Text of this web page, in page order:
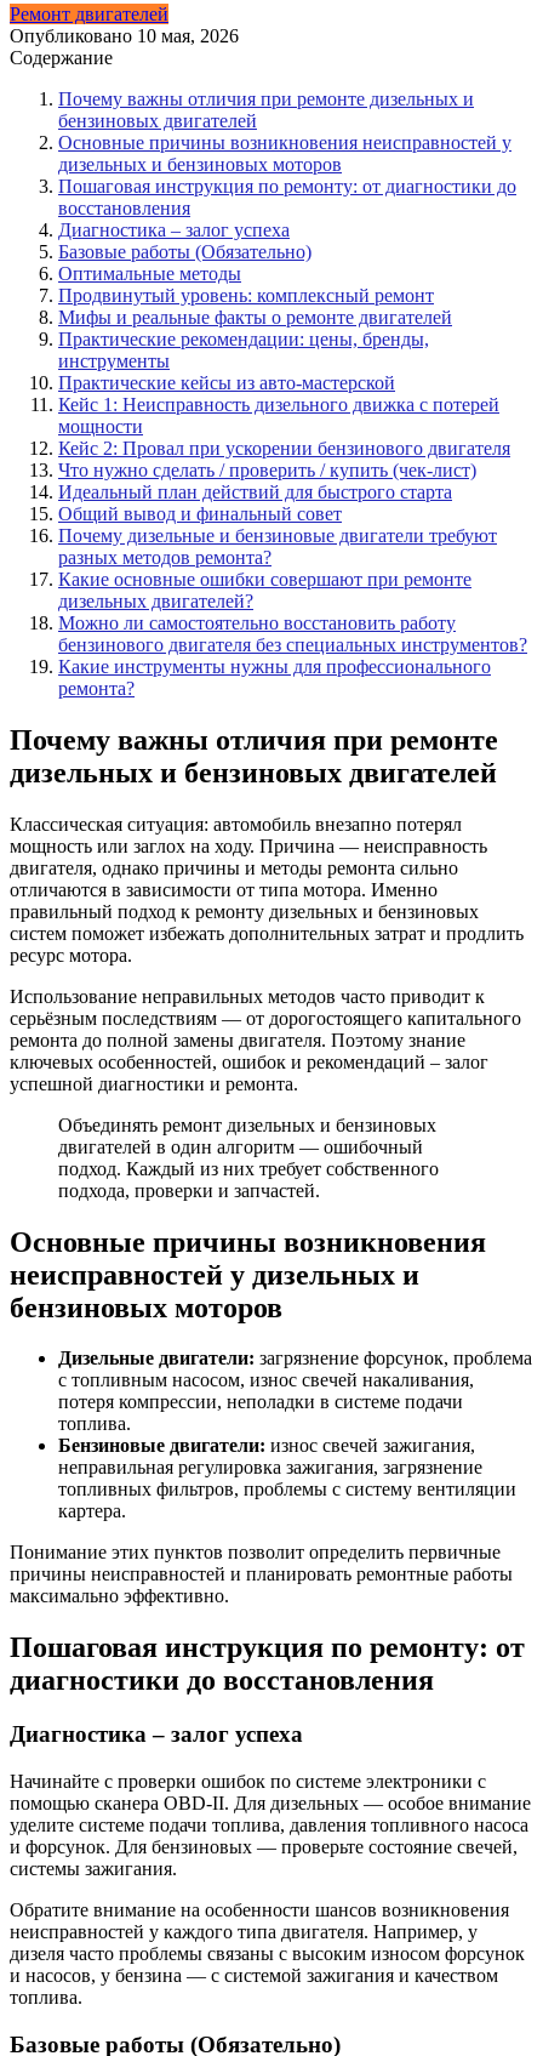
Ремонт двигателей
Опубликовано 10 мая, 2026
Содержание
Почему важны отличия при ремонте дизельных и
бензиновых двигателей
Основные причины возникновения неисправностей у
дизельных и бензиновых моторов
Пошаговая инструкция по ремонту: от диагностики до
восстановления
Диагностика – залог успеха
Базовые работы (Обязательно)
Оптимальные методы
Продвинутый уровень: комплексный ремонт
Мифы и реальные факты о ремонте двигателей
Практические рекомендации: цены, бренды,
инструменты
Практические кейсы из авто-мастерской
Кейс 1: Неисправность дизельного движка с потерей
мощности
Кейс 2: Провал при ускорении бензинового двигателя
Что нужно сделать / проверить / купить (чек-лист)
Идеальный план действий для быстрого старта
Общий вывод и финальный совет
Почему дизельные и бензиновые двигатели требуют
разных методов ремонта?
Какие основные ошибки совершают при ремонте
дизельных двигателей?
Можно ли самостоятельно восстановить работу
бензинового двигателя без специальных инструментов?
Какие инструменты нужны для профессионального
ремонта?
Почему важны отличия при ремонте
дизельных и бензиновых двигателей
Классическая ситуация: автомобиль внезапно потерял
мощность или заглох на ходу. Причина — неисправность
двигателя, однако причины и методы ремонта сильно
отличаются в зависимости от типа мотора. Именно
правильный подход к ремонту дизельных и бензиновых
систем поможет избежать дополнительных затрат и продлить
ресурс мотора.
Использование неправильных методов часто приводит к
серьёзным последствиям — от дорогостоящего капитального
ремонта до полной замены двигателя. Поэтому знание
ключевых особенностей, ошибок и рекомендаций – залог
успешной диагностики и ремонта.
Объединять ремонт дизельных и бензиновых
двигателей в один алгоритм — ошибочный
подход. Каждый из них требует собственного
подхода, проверки и запчастей.
Основные причины возникновения
неисправностей у дизельных и
бензиновых моторов
Дизельные двигатели: загрязнение форсунок, проблема
с топливным насосом, износ свечей накаливания,
потеря компрессии, неполадки в системе подачи
топлива.
Бензиновые двигатели: износ свечей зажигания,
неправильная регулировка зажигания, загрязнение
топливных фильтров, проблемы с систему вентиляции
картера.
Понимание этих пунктов позволит определить первичные
причины неисправностей и планировать ремонтные работы
максимально эффективно.
Пошаговая инструкция по ремонту: от
диагностики до восстановления
Диагностика – залог успеха
Начинайте с проверки ошибок по системе электроники с
помощью сканера OBD-II. Для дизельных — особое внимание
уделите системе подачи топлива, давления топливного насоса
и форсунок. Для бензиновых — проверьте состояние свечей,
системы зажигания.
Обратите внимание на особенности шансов возникновения
неисправностей у каждого типа двигателя. Например, у
дизеля часто проблемы связаны с высоким износом форсунок
и насосов, у бензина — с системой зажигания и качеством
топлива.
Базовые работы (Обязательно)